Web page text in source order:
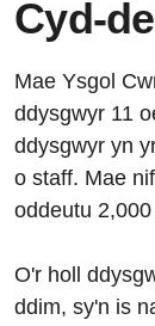
Cyd-
Mae Ysgol
ddysgwyr 11
ddysgwyr yn
o staff. Mae
oddeutu
O'r holl
ddim, sy'n is